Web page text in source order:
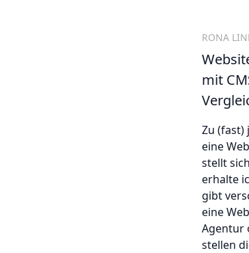
RONA
mit
Zu (fast)
eine
stellt
erhalte
gibt
eine
Agentur
stellen